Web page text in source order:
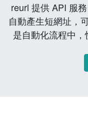
reurl 提供 API 服
自動產生短網址，
是自動化流程中，